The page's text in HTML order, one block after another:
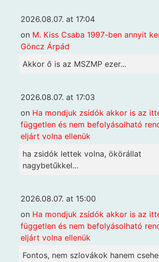
2026.08.07. at 17:04
on M. Kiss Csaba 1997-ben annyit
Göncz Árpád
Akkor ő is az MSZMP ezer...
2026.08.07. at 17:03
on Ha mondjuk zsídók akkor is az
független és nem befolyásolható
eljárt volna ellenük
ha zsidók lettek volna, ökörállat
nagybetűkkel...
2026.08.07. at 15:00
on Ha mondjuk zsídók akkor is az
független és nem befolyásolható
eljárt volna ellenük
Fontos, nem szlovákok hanem